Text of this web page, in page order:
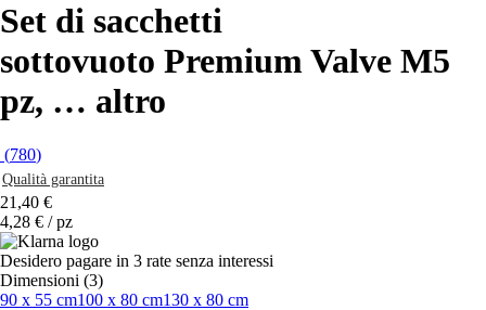
Set di sacchetti
sottovuoto Premium Valve M5
pz, … altro
(780)
Qualità garantita
21,40 €
4,28 € / pz
Desidero pagare in 3 rate senza interessi
Dimensioni (3)
90 x 55 cm100 x 80 cm130 x 80 cm